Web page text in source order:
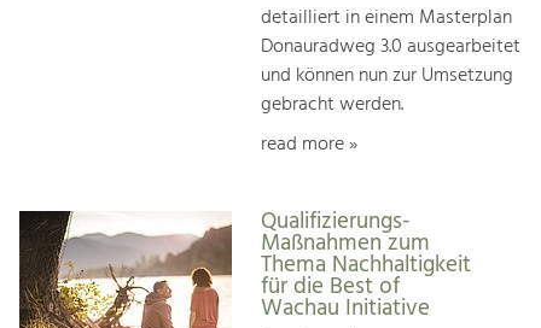
detailliert in einem Masterplan
Donauradweg 3.0 ausgearbeitet
und können nun zur Umsetzung
gebracht werden.
read more »
Qualifizierungs-
Maßnahmen zum
Thema Nachhaltigkeit
für die Best of
Wachau Initiative